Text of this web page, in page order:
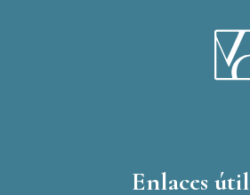
Enlaces